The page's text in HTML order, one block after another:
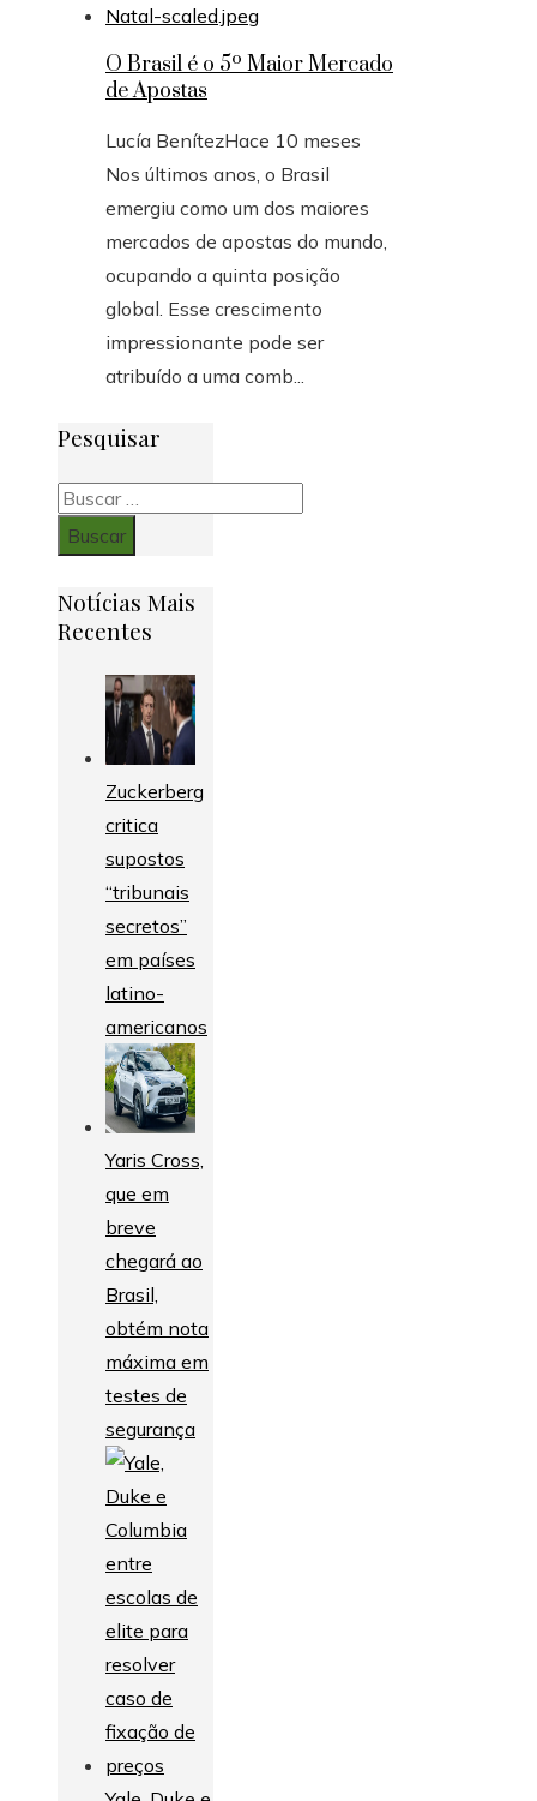
O Brasil é o 5º Maior Mercado
de Apostas
Lucía BenítezHace 10 meses
Nos últimos anos, o Brasil
emergiu como um dos maiores
mercados de apostas do mundo,
ocupando a quinta posição
global. Esse crescimento
impressionante pode ser
atribuído a uma comb...
Pesquisar
Buscar:
Notícias Mais
Recentes
Zuckerberg
critica
supostos
“tribunais
secretos”
em países
latino-
americanos
Yaris Cross,
que em
breve
chegará ao
Brasil,
obtém nota
máxima em
testes de
segurança